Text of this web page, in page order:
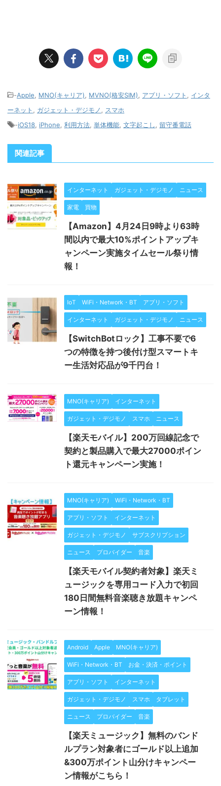
-Apple, MNO(キャリア), MVNO(格安SIM), アプリ・ソフト , インタ
ーネット , ガジェット・デジモノ, スマホ
-iOS18, iPhone, 利用方法, 単体機能, 文字起こし, 留守番電話
関連記事
インターネット ガジェット・デジモノ ニュース
家電 買物
【Amazon】4月24日9時より63時
間以内で最大10%ポイントアップキ
ャンペーン実施タイムセール祭り情
報！
IoT WiFi・Network・BT アプリ・ソフト
インターネット ガジェット・デジモノ ニュース
【SwitchBotロック】工事不要で6
つの特徴を持つ後付け型スマートキ
ー生活対応品が9千円台！
MNO(キャリア) インターネット
ガジェット・デジモノ スマホ ニュース
【楽天モバイル】200万回線記念で
契約と製品購入で最大27000ポイン
ト還元キャンペーン実施！
MNO(キャリア) WiFi・Network・BT
アプリ・ソフト インターネット
ガジェット・デジモノ サブスクリプション
ニュース プロバイダー 音楽
【楽天モバイル契約者対象】楽天ミ
ュージックを専用コード入力で初回
180日間無料音楽聴き放題キャンペ
ーン情報！
Android Apple MNO(キャリア)
WiFi・Network・BT お金・決済・ポイント
アプリ・ソフト インターネット
ガジェット・デジモノ スマホ タブレット
ニュース プロバイダー 音楽
【楽天ミュージック】無料のバンド
ルプラン対象者にゴールド以上追加
&300万ポイント山分けキャンペー
ン情報がこちら！